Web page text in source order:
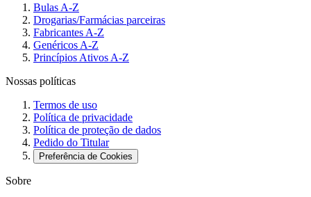
Bulas A-Z
Drogarias/Farmácias parceiras
Fabricantes A-Z
Genéricos A-Z
Princípios Ativos A-Z
Nossas políticas
Termos de uso
Política de privacidade
Política de proteção de dados
Pedido do Titular
Preferência de Cookies
Sobre